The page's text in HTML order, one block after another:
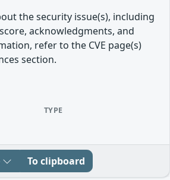
the security issue(s), including
acknowledgments, and
refer to the CVE page(s)
section.
TYPE
To clipboard